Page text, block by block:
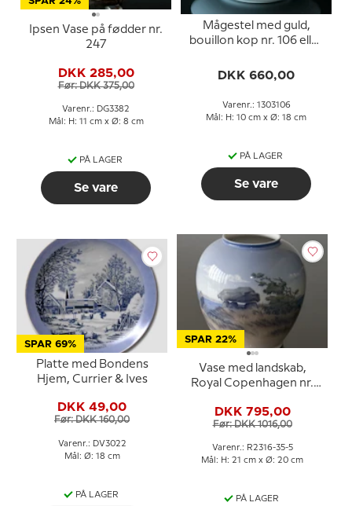
Ipsen Vase på fødder nr.
247
DKK 285,00
Før: DKK 375,00
Varenr.: DG3382
Mål: H: 11 cm x Ø: 8 cm
PÅ LAGER
Se vare
Mågestel med guld,
bouillon kop nr. 106 eller
DKK 660,00
Varenr.: 1303106
Mål: H: 10 cm x Ø: 18 cm
PÅ LAGER
Se vare
SPAR 69%
Platte med Bondens
Hjem, Currier & Ives
DKK 49,00
Før: DKK 160,00
Varenr.: DV3022
Mål: Ø: 18 cm
PÅ LAGER
SPAR 22%
Vase med landskab,
Royal Copenhagen nr.
DKK 795,00
Før: DKK 1016,00
Varenr.: R2316-35-5
Mål: H: 21 cm x Ø: 20 cm
PÅ LAGER